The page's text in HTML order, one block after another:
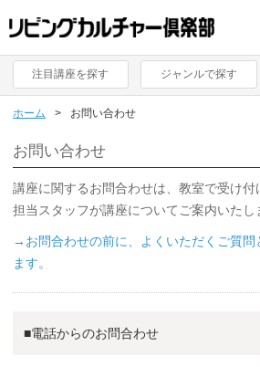
注目講座を探す ジャンルで探す
ホーム お問い合わせ
お問い合わせ
講座に関するお問合わせは、教室で受け付
担当スタッフが講座についてご案内いたし
→お問合わせの前に、よくいただくご質問
ます。
■電話からのお問合わせ